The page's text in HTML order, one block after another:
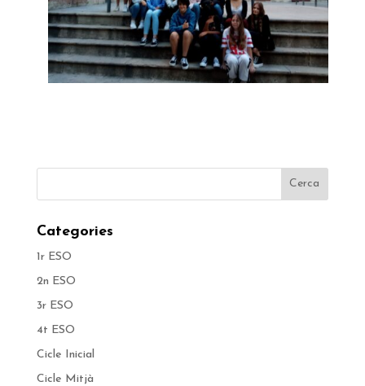
Categories
1r ESO
2n ESO
3r ESO
4t ESO
Cicle Inicial
Cicle Mitjà